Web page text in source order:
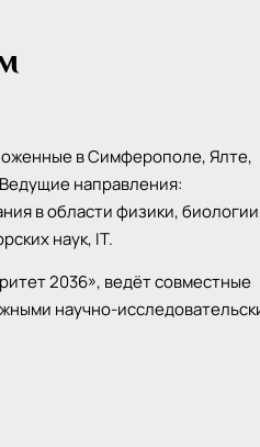
в Симферополе, Ялте,
направления:
в области физики,
наук, IT.
2036», ведёт совместные
научно-